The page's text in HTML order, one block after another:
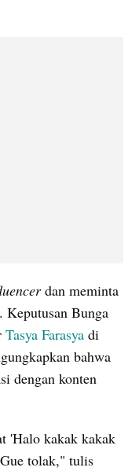
dan meminta
Keputusan Bunga
Tasya Farasya di
bahwa
'Halo kakak kakak
tolak," tulis